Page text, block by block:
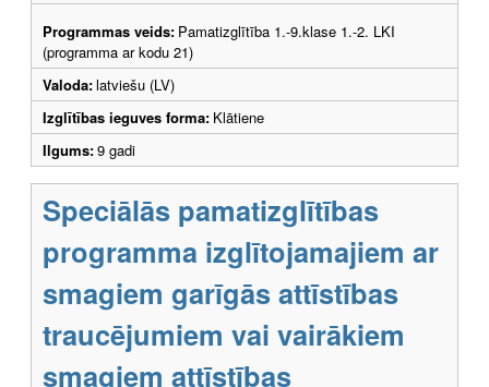
Programmas veids: Pamatizglītība 1.-9.klase 1.-2. LKI
(programma ar kodu 21)
Valoda:latviešu (LV)
Izglītības ieguves forma: Klātiene
Ilgums:9 gadi
Speciālās pamatizglītības
programma izglītojamajiem ar
smagiem garīgās attīstības
traucējumiem vai vairākiem
smagiem attīstības